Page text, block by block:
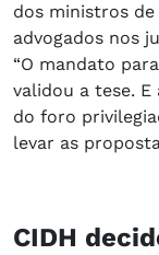
dos ministros
advogados nos
“O mandato
validou a tese.
do foro
levar as
CIDH